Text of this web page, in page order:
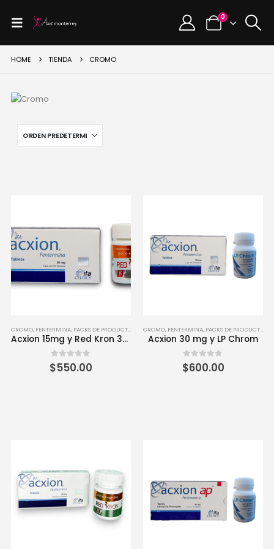
0
HOME TIENDA CROMO
CROMO, FENTERMINA, PACKS DE PRODUCTOS
Acxion 15mg y Red Kron 30 Tabletas
0 out of 5
$550.00
CROMO, FENTERMINA, PACKS DE PRODUCTOS
Acxion 30 mg y LP Chrom
0out of 5
$600.00